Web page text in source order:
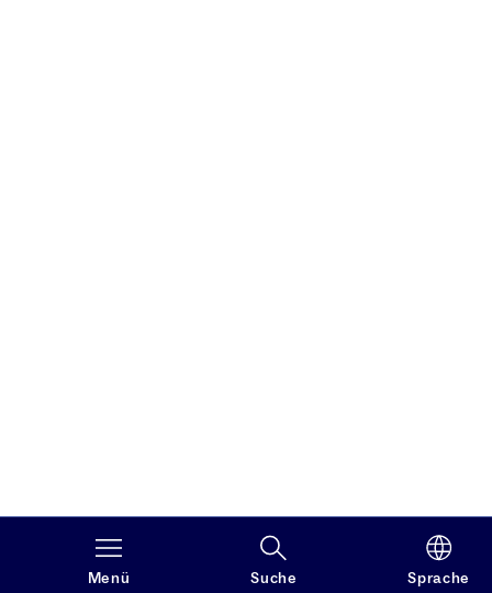
Menü Suche Sprache